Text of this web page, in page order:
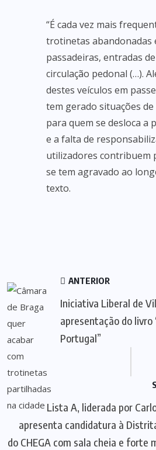
“É cada vez mais
trotinetas abandonadas
passadeiras, entradas
circulação pedonal (…).
destes veículos em
tem gerado situações
para quem se desloca a
e a falta de
utilizadores contribuem
se tem agravado ao
texto.
ANTERIOR
Iniciativa Liberal de
apresentação do livro
Portugal”
Lista A, liderada por
apresenta candidatura à
do CHEGA com sala cheia e forte